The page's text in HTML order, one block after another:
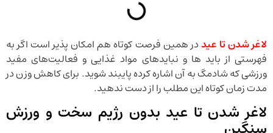
لاغر شدن تا عیددر همین فرصت کوتاه هم امکان پذیر است اگر به
فهرستی از باید ها و نبایدهای مواد غذایی و فعالیت‌های مفید
ورزشی که شادمگ به آن اشاره کرده پایبند شوید. برای کاهش وزن در
مدت زمان کوتاه این مطلب را از دست ندهید.
لاغر شدن تا عید بدون رژیم سخت و ورزش